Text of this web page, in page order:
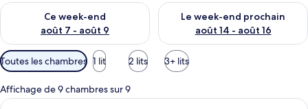
Ce week-end
août 7 - août 9
Vérifier la disponibilité pour ce week-end août 7 - août 9
Le week-end prochain
août 14 - août 16
Vérifier la disponibilité pour
Filtres
disponibles
pour
les
Toutes les chambres 1 lit 2 lits 3+ lits
Affichage de 9 chambres sur 9
Afficher
Une chambre d’hôtel comprenant